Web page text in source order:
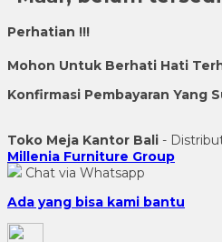
Perhatian !!!
Mohon Untuk Berhati Hati
Konfirmasi Pembayaran Yang
Toko Meja Kantor Bali -
Millenia Furniture Group
Chat via Whatsapp
Ada yang bisa kami bantu